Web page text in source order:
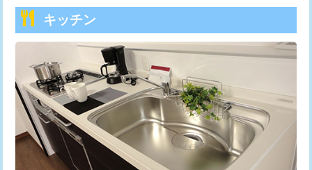
給水管工事※（ホール加工)
給水管工事※（バンド止め) 3,300円
給水管工事※（支持金具設置) 5,500円
給水管工事※（保温材使用（バンド止
め込み）)
5,500円
給水管工事※（土の掘削・埋め戻し作
11,000円
トーラー機使用/3mまで
追加トーラー機使用/3m超え +3,300円
カメラ調査 33,000円
桝清掃 8,800円
止水・漏水調査・防水処理・清掃・修
理・調整・分解・加工など（軽作業）
11,000円
キッチン